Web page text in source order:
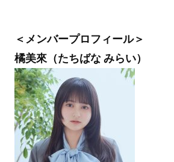
＜メンバープロフィール＞
橘美來（たちばな みらい）